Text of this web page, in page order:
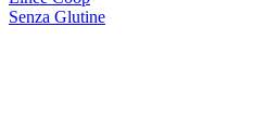
Senza Glutine